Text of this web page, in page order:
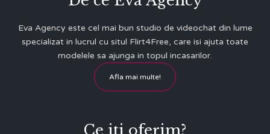
Eva Agency este cel mai bun studio de videochat din lume
specializat in lucrul cu situl Flirt4Free, care isi ajuta toate
modelele sa ajunga in topul incasarilor.
Afla mai multe!
Ce iti oferim?